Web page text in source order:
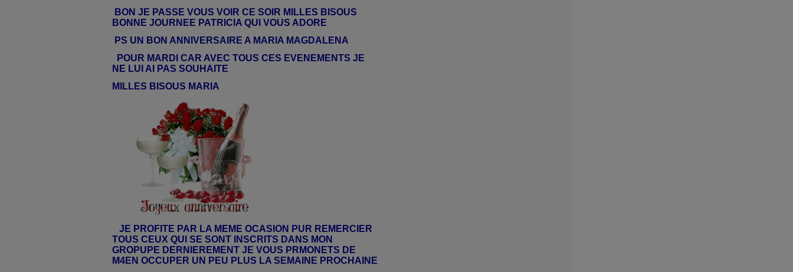
BON JE PASSE VOUS VOIR CE SOIR MILLES BISOUS
BONNE JOURNEE PATRICIA QUI VOUS ADORE
PS UN BON ANNIVERSAIRE A MARIA MAGDALENA
POUR MARDI CAR AVEC TOUS CES EVENEMENTS JE
NE LUI AI PAS SOUHAITE
MILLES BISOUS MARIA
JE PROFITE PAR LA MEME OCASION PUR REMERCIER
TOUS CEUX QUI SE SONT INSCRITS DANS MON
GROPUPE DERNIEREMENT JE VOUS PRMONETS DE
M4EN OCCUPER UN PEU PLUS LA SEMAINE PROCHAINE